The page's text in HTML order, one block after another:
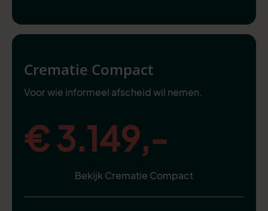
Crematie Compact
Voor wie informeel afscheid wil nemen.
€ 3.149,-
Bekijk Crematie Compact